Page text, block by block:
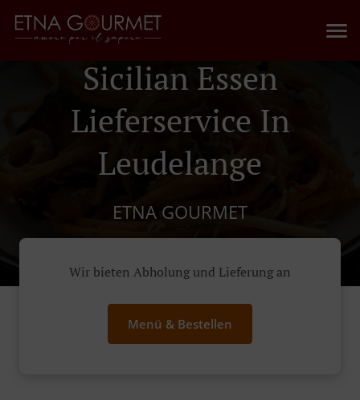
Sicilian Essen
Lieferservice In
Leudelange
ETNA GOURMET
Wir bieten Abholung und Lieferung an
Menü & Bestellen